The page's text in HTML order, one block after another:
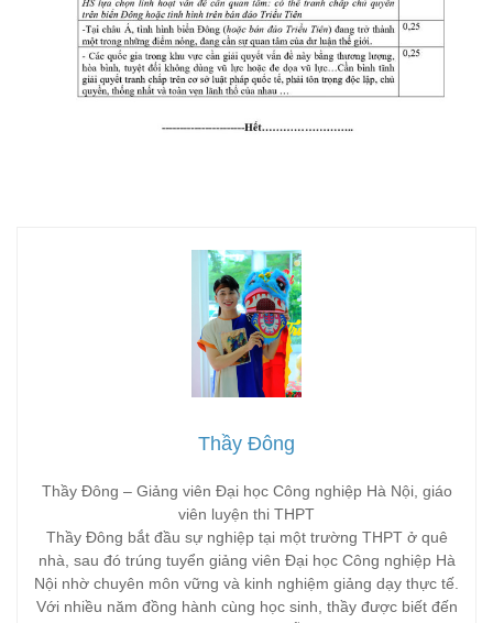
Thầy Đông
Thầy Đông – Giảng viên Đại học Công nghiệp Hà Nội, giáo
viên luyện thi THPT
Thầy Đông bắt đầu sự nghiệp tại một trường THPT ở quê
nhà, sau đó trúng tuyển giảng viên Đại học Công nghiệp Hà
Nội nhờ chuyên môn vững và kinh nghiệm giảng dạy thực tế.
Với nhiều năm đồng hành cùng học sinh, thầy được biết đến